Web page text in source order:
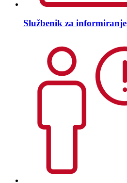
Službenik za informiranje